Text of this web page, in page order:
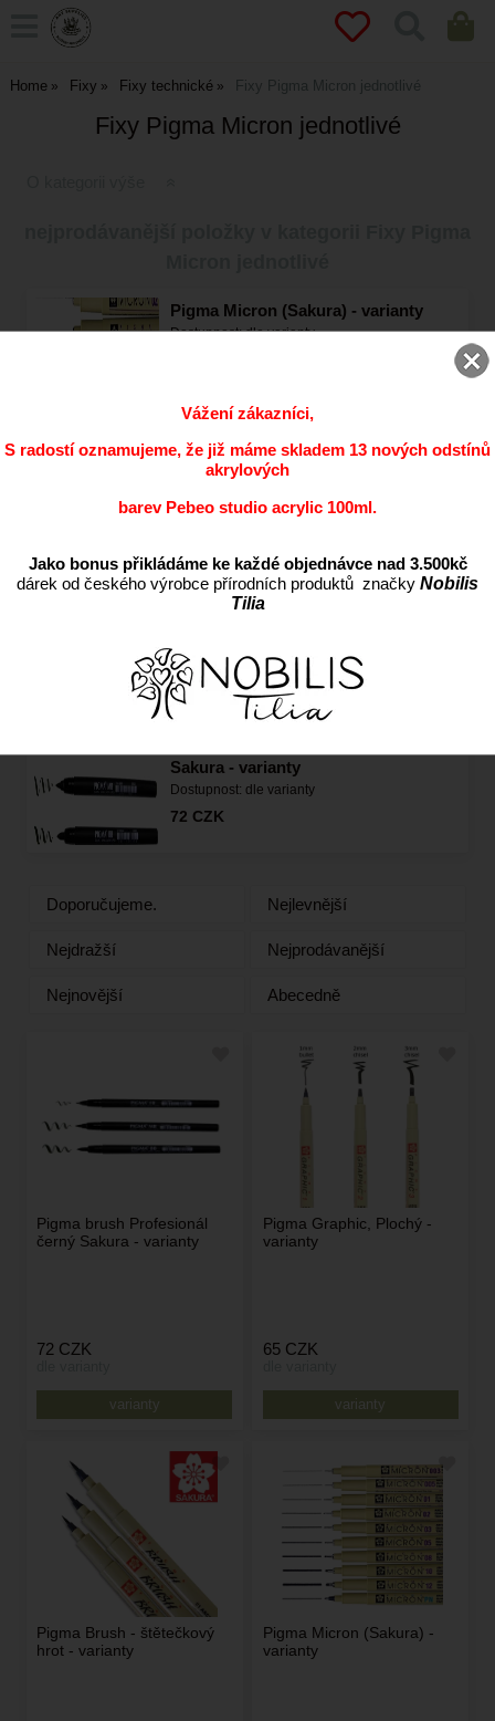
Home Fixy Fixy technické Fixy Pigma Micron jednotlivé
Fixy Pigma Micron jednotlivé
Pigma Micron (Sakura) - varianty
Dostupnost:dle varianty
Pigma Brush - štětečkový hrot -
varianty
Dostupnost:Skladem
Pigma Graphic, Plochý - varianty
65
Sakura - varianty
Dostupnost: dle varianty
72 CZK
Doporučujeme. Nejlevnější
Nejdražší Nejprodávanější
Nejnovější Abecedně
Pigma brush Profesionál
černý Sakura - varianty
varianty
72 CZK
Pigma Graphic, Plochý -
varianty
varianty
65 CZK
Pigma Brush - štětečkový
hrot - varianty
Pigma Micron (Sakura) -
varianty
Vážení zákazníci,
S radostí oznamujeme, že již máme skladem 13 nových odstínů
akrylových
barev Pebeo studio acrylic 100ml.
Jako bonus přikládáme ke každé objednávce nad 3.500kč
dárek od českého výrobce přírodních produktů značky Nobilis
Tilia